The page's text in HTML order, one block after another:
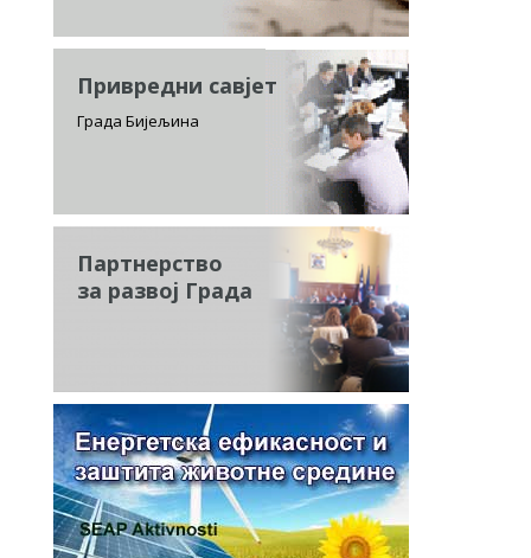
Привредни савјет
Града Бијељина
Партнерство
за развој Града